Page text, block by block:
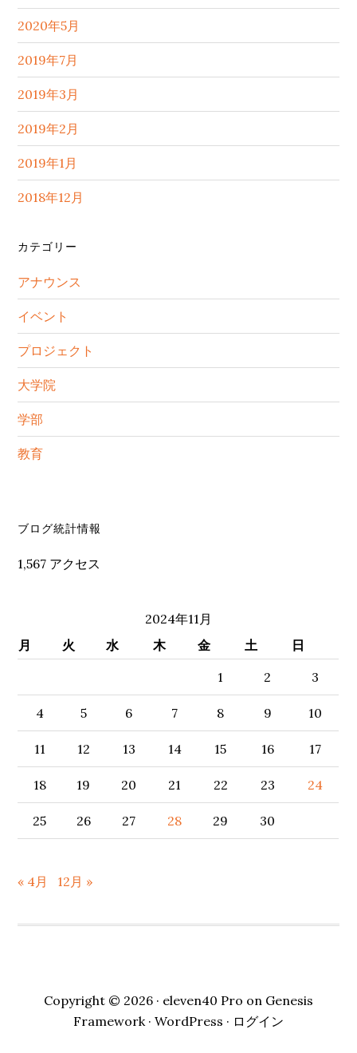
2020年5月
2019年7月
2019年3月
2019年2月
2019年1月
2018年12月
カテゴリー
アナウンス
イベント
プロジェクト
大学院
学部
教育
セ
カ
リ
サ
イ
ド
バ
ー
ブログ統計情報
1,567 アクセス
2024年11月
月
火 水 木 金 土
日
1
2 3
4 5 6 7 8 9 10
11 12 13 14 15 16 17
18 19 20 21 22 23 24
25 26 27 28 29 30
« 4月 12月 »
Copyright © 2026 · eleven40 Pro on Genesis
Framework· WordPress · ログイン